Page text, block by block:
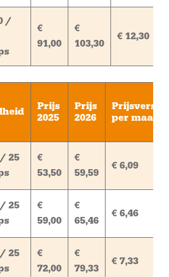
/
€
91,00
€
103,30
€ 12,30
Prijs
2025
Prijs
2026
per maand
25
€
53,50
€
59,59
€ 6,09
25
€
59,00
€
65,46
€ 6,46
25
€
72,00
€
79,33
€ 7,33